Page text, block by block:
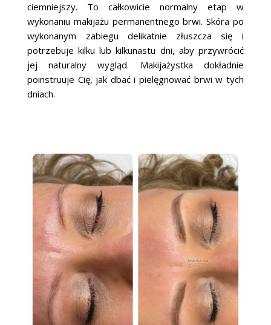
ciemniejszy. To całkowicie normalny etap w
wykonaniu makijażu permanentnego brwi. Skóra po
wykonanym zabiegu delikatnie złuszcza się i
potrzebuje kilku lub kilkunastu dni, aby przywrócić
jej naturalny wygląd. Makijażystka dokładnie
poinstruuje Cię, jak dbać i pielęgnować brwi w tych
dniach.